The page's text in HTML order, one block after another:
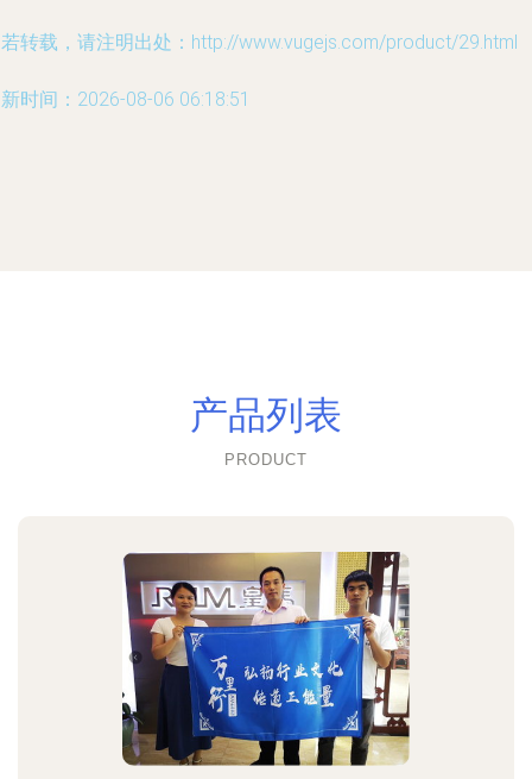
转载，请注明出处：http://www.vugejs.com/product/29.html
时间：2026-08-06 06:18:51
产品列表
PRODUCT